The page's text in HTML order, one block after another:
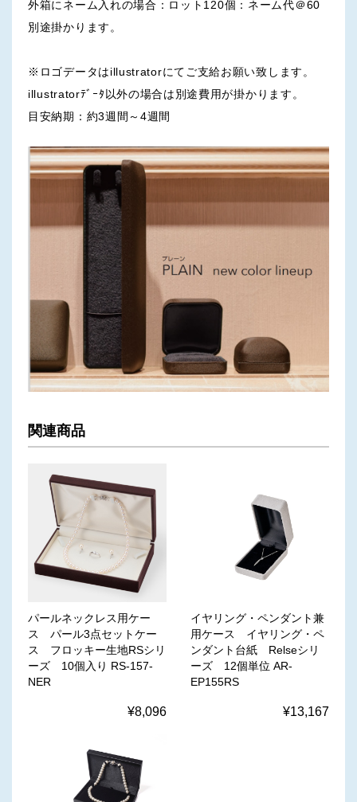
外箱にネーム入れの場合：ロット120個：ネーム代＠60
別途掛かります。
※ロゴデータはillustratorにてご支給お願い致します。
illustratorﾃﾞｰﾀ以外の場合は別途費用が掛かります。
目安納期：約3週間～4週間
関連商品
パールネックレス用ケー
ス パール3点セットケー
ス フロッキー生地RSシリ
ーズ 10個入り RS-157-
NER
¥8,096
イヤリング・ペンダント兼
用ケース イヤリング・ペ
ンダント台紙 Relseシリ
ーズ 12個単位 AR-
EP155RS
¥13,167